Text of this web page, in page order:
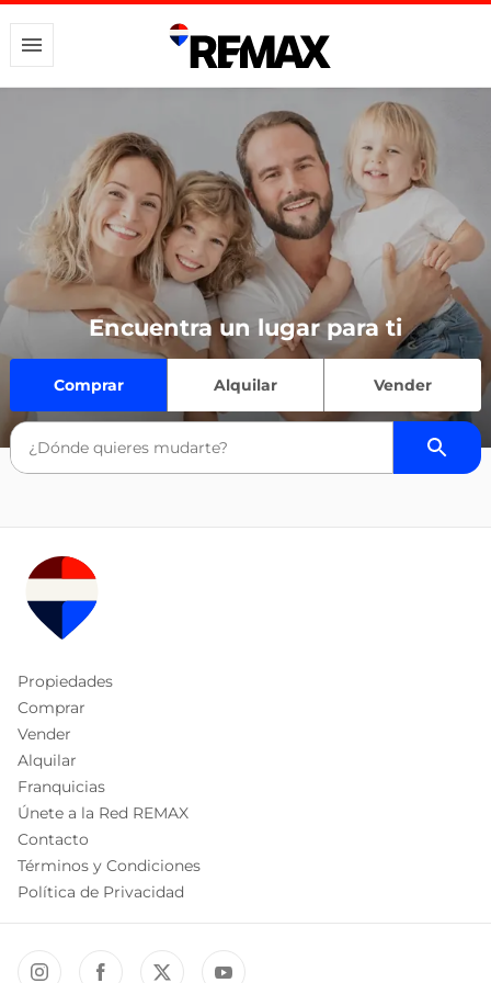
Encuentra un lugar para ti
Comprar Alquilar Vender
Propiedades
Comprar
Vender
Alquilar
Franquicias
Únete a la Red REMAX
Contacto
Términos y Condiciones
Política de Privacidad